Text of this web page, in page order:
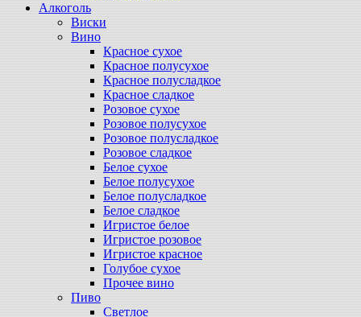
Алкоголь
Виски
Вино
Красное сухое
Красное полусухое
Красное полусладкое
Красное сладкое
Розовое сухое
Розовое полусухое
Розовое полусладкое
Розовое сладкое
Белое сухое
Белое полусухое
Белое полусладкое
Белое сладкое
Игристое белое
Игристое розовое
Игристое красное
Голубое сухое
Прочее вино
Пиво
Светлое